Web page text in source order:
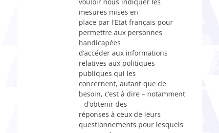
mesures mises en
place par l’Etat français pour
permettre aux personnes
handicapées
d’accéder aux informations
relatives aux politiques
publiques qui les
concernent, autant que de
besoin, c’est à dire – notamment
– d’obtenir des
réponses à ceux de leurs
questionnements pour lesquels